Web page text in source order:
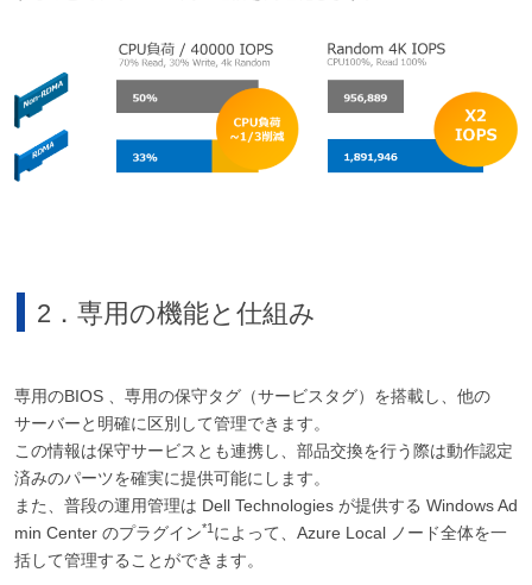
2．専用の機能と仕組み
専用のBIOS 、専用の保守タグ（サービスタグ）を搭載し、他の
サーバーと明確に区別して管理できます。
この情報は保守サービスとも連携し、部品交換を行う際は動作認定
済みのパーツを確実に提供可能にします。
また、普段の運用管理は Dell Technologies が提供する Windows Ad
min Center のプラグイン*1 によって、Azure Local ノード全体を一
括して管理することができます。